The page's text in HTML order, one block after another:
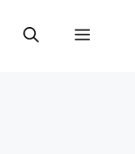
Menu